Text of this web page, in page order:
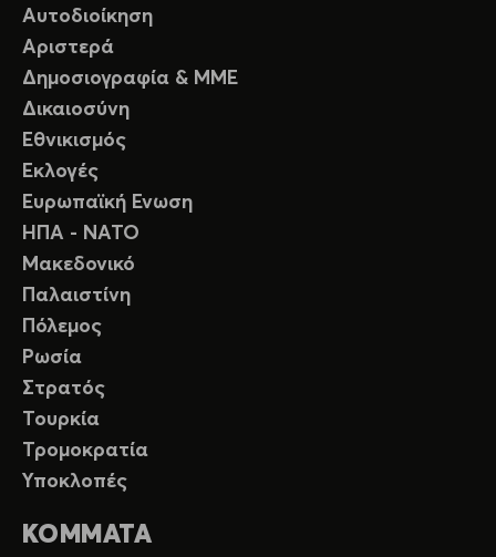
Αυτοδιοίκηση
Αριστερά
Δημοσιογραφία & ΜΜΕ
Δικαιοσύνη
Εθνικισμός
Εκλογές
Ευρωπαϊκή Ενωση
ΗΠΑ - ΝΑΤΟ
Μακεδονικό
Παλαιστίνη
Πόλεμος
Ρωσία
Στρατός
Τουρκία
Τρομοκρατία
Υποκλοπές
ΚΟΜΜΑΤΑ